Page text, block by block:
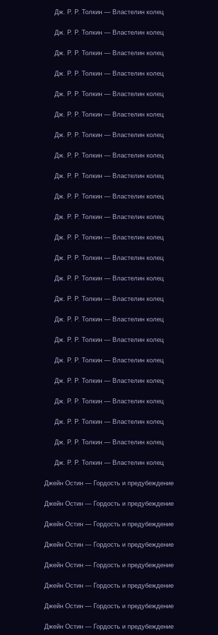
Дж. Р. Р. Толкин — Властелин колец
Дж. Р. Р. Толкин — Властелин колец
Дж. Р. Р. Толкин — Властелин колец
Дж. Р. Р. Толкин — Властелин колец
Дж. Р. Р. Толкин — Властелин колец
Дж. Р. Р. Толкин — Властелин колец
Дж. Р. Р. Толкин — Властелин колец
Дж. Р. Р. Толкин — Властелин колец
Дж. Р. Р. Толкин — Властелин колец
Дж. Р. Р. Толкин — Властелин колец
Дж. Р. Р. Толкин — Властелин колец
Дж. Р. Р. Толкин — Властелин колец
Дж. Р. Р. Толкин — Властелин колец
Дж. Р. Р. Толкин — Властелин колец
Дж. Р. Р. Толкин — Властелин колец
Дж. Р. Р. Толкин — Властелин колец
Дж. Р. Р. Толкин — Властелин колец
Дж. Р. Р. Толкин — Властелин колец
Дж. Р. Р. Толкин — Властелин колец
Дж. Р. Р. Толкин — Властелин колец
Дж. Р. Р. Толкин — Властелин колец
Дж. Р. Р. Толкин — Властелин колец
Дж. Р. Р. Толкин — Властелин колец
Джейн Остин — Гордость и предубеждение
Джейн Остин — Гордость и предубеждение
Джейн Остин — Гордость и предубеждение
Джейн Остин — Гордость и предубеждение
Джейн Остин — Гордость и предубеждение
Джейн Остин — Гордость и предубеждение
Джейн Остин — Гордость и предубеждение
Джейн Остин — Гордость и предубеждение